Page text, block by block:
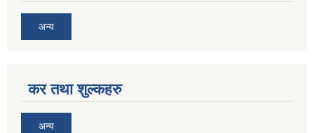
अन्य
कर तथा शुल्कहरु
अन्य